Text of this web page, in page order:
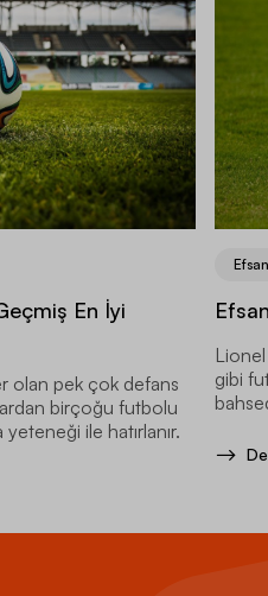
En İyi
olan pek çok defans
birçoğu futbolu
yeteneği ile hatırlanır.
gibi